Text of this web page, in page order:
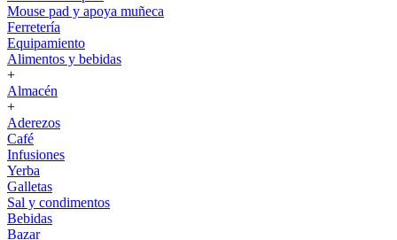
Mouse pad y apoya muñeca
Ferretería
Equipamiento
Alimentos y bebidas
+
Almacén
+
Aderezos
Café
Infusiones
Yerba
Galletas
Sal y condimentos
Bebidas
Bazar